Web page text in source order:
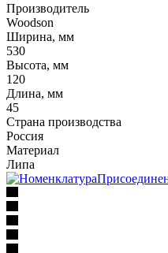
Производитель
Woodson
Ширина, мм
530
Высота, мм
120
Длина, мм
45
Страна производства
Россия
Материал
Липа